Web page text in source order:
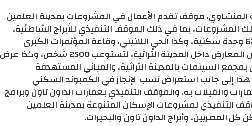
موقف تقدم الأعمال في المشروعات بمدينة العلمين
المشروعات، بما في ذلك الموقف التنفيذي للأبراج الشاطئية،
وخطة تسليمها، وتضم 6284 وحدة سكنية، وكذا الحي اللاتيني، وقاعة المؤتمرات الكبرى
الجاري تنفيذها بمنطقة أرض المعارض داخل المدينة التُراثية، لتستوعب 2500 شخص، وكذا عرض
بمجمع السينمات بالمدينة التراثية، والمباني المستهدفة
هذا إلى جانب استعراض نسب الإنجاز في الكمبوند السكني
والفيلات به، والموقف التنفيذي بعمارات الداون تاون وبرامج
التنفيذي لمشروعات الإسكان المتنوعة بمدينة العلمين
المصريين، وأبراج الداون تاون والبحيرات.